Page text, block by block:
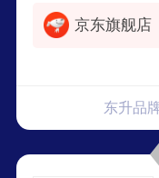
京东旗舰店
东升品